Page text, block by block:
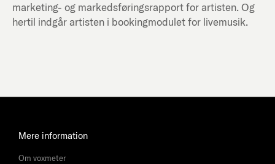
marketing- og markedsføringsrapport for artisten. Og
hertil indgår artisten i bookingmodulet for livemusik.
Mere information
Om voxmeter